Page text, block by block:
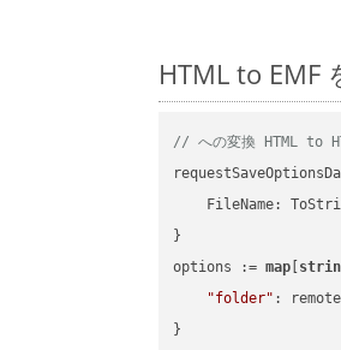
HTML to EMF
// への変換 HTML to
FileName:
}
options := map
"folder" :
}